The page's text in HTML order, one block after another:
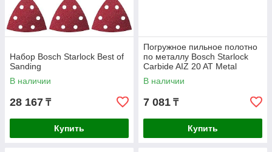
Набор Bosch Starlock Best of
Sanding
В наличии
28 167 ₸
Купить
Погружное пильное полотно
по металлу Bosch Starlock
Carbide AIZ 20 AT Metal
В наличии
7 081 ₸
Купить